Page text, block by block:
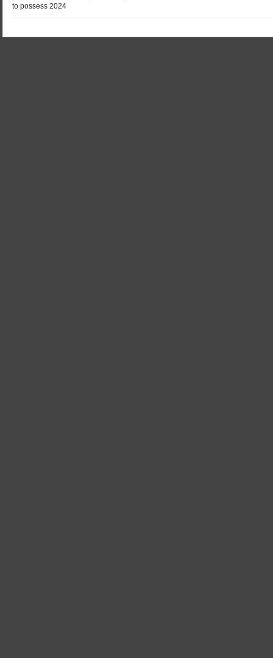
to possess 2024